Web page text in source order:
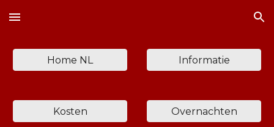
Skip to main content Skip to navigation
Home NL Informatie
Kosten Overnachten